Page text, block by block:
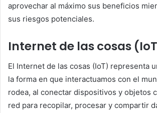
aprovechar al máximo sus beneficios
sus riesgos potenciales.
Internet de las cosas
El Internet de las cosas (IoT) representa
la forma en que interactuamos con el
rodea, al conectar dispositivos y objetos
red para recopilar, procesar y compartir